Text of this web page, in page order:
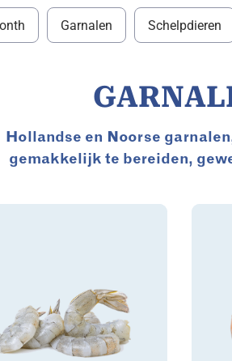
Garnalen Schelpdieren
Hollandse en Noorse
gemakkelijk te bereiden,